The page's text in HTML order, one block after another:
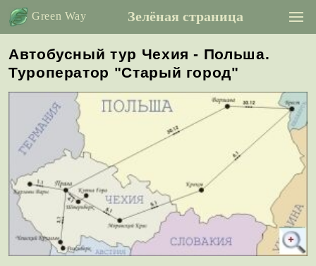
Green Way Зелёная страница
Автобусный тур Чехия - Польша.
Туроператор "Старый город"